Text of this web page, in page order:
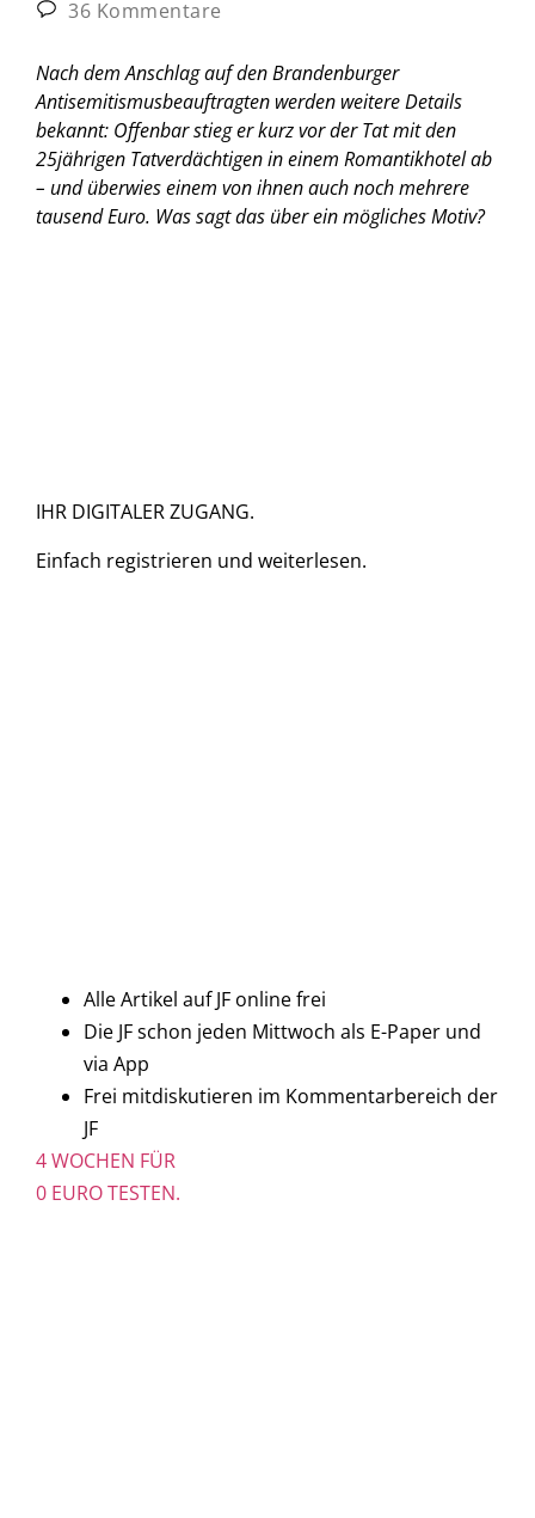
36 Kommentare
Nach dem Anschlag auf den Brandenburger
Antisemitismusbeauftragten werden weitere Details
bekannt: Offenbar stieg er kurz vor der Tat mit den
25jährigen Tatverdächtigen in einem Romantikhotel ab
– und überwies einem von ihnen auch noch mehrere
tausend Euro. Was sagt das über ein mögliches Motiv?
IHR DIGITALER ZUGANG.
Einfach registrieren und weiterlesen.
Alle Artikel auf JF online frei
Die JF schon jeden Mittwoch als E-Paper und
via App
Frei mitdiskutieren im Kommentarbereich der
JF
4 WOCHEN FÜR
0 EURO TESTEN.